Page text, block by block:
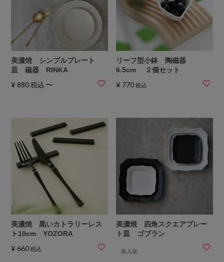
美濃焼 シンプルプレート
皿 磁器 RINKA
¥ 880 税込 〜
リーフ型小鉢 陶磁器
6.5cm ２個セット
¥ 770 税込
美濃焼 黒いカトラリーレス
ト10cm YOZORA
¥ 660 税込
美濃焼 四角スクエアプレー
ト皿 ゴブラン
再入荷